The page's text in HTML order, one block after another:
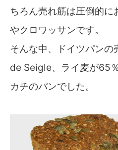
ちろん売れ筋は圧倒的に
やクロワッサンです。
そんな中、ドイツパン
de Seigle、ライ麦が65
カチのパンでした。